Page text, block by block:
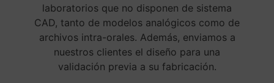
laboratorios que no disponen de sistema
CAD, tanto de modelos analógicos como de
archivos intra-orales. Además, enviamos a
nuestros clientes el diseño para una
validación previa a su fabricación.